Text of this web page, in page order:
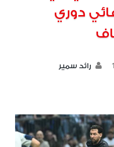
دوري
رائد سمير